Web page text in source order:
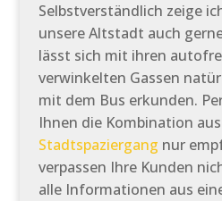
Selbstverständlich zeige
unsere Altstadt auch
lässt sich mit ihren
verwinkelten Gassen
mit dem Bus erkunden.
Ihnen die Kombination
Stadtspaziergang nur
verpassen Ihre Kunden
alle Informationen aus